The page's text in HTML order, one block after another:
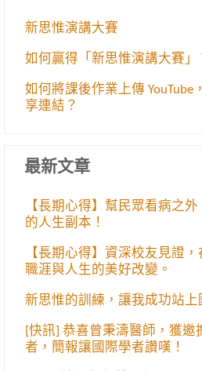
新思惟演講大賽
如何贏得「新思惟演講大賽」
如何將課後作業上傳 YouTube
享連結？
最新文章
【長期心得】幫民眾看病之
的人生副本！
【長期心得】資深校友見證
職涯與人生的美好改變。
新思惟的訓練，讓我成功站上
[快訊] 恭喜曾秉濤醫師，獲邀
者，簡報讓國際學者讚嘆！